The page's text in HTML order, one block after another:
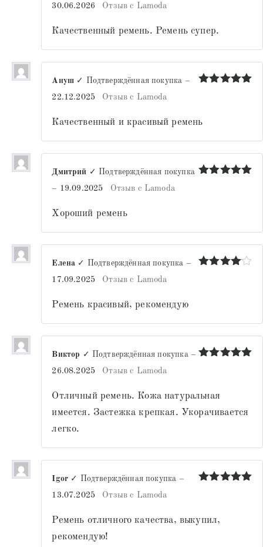
30.06.2026
Отзыв с Lamoda
Качественный ремень. Ремень супер.
Ануш ✓ Подтверждённая покупка –
22.12.2025
Отзыв с Lamoda
Качественный и красивый ремень
Дмитрий ✓ Подтверждённая покупка
– 19.09.2025 Отзыв с Lamoda
Хороший ремень
Елена ✓ Подтверждённая покупка –
17.09.2025
Отзыв с Lamoda
Ремень красивый, рекомендую
Виктор ✓ Подтверждённая покупка –
26.08.2025
Отзыв с Lamoda
Отличный ремень. Кожа натуральная
имеется. Застежка крепкая. Укорачивается
легко.
Igor ✓ Подтверждённая покупка –
13.07.2025
Отзыв с Lamoda
Ремень отличного качества, выкупил,
рекомендую!